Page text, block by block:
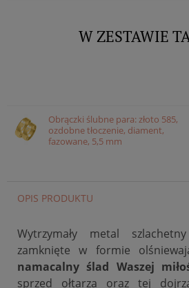
W ZESTAWIE
Obrączki ślubne para: złoto 585,
ozdobne tłoczenie, diament,
fazowane, 5,5 mm
OPIS PRODUKTU
Wytrzymały metal
zamknięte w formie
namacalny ślad Waszej
sprzed ołtarza oraz tej